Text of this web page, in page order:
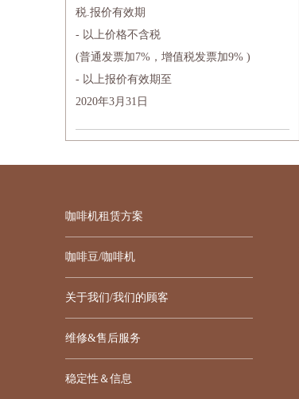
税.报价有效期
- 以上价格不含税
(普通发票加7%，增值税发票加9% )
- 以上报价有效期至
2020年3月31日
咖啡机租赁方案
咖啡豆/咖啡机
关于我们/我们的顾客
维修&售后服务
稳定性＆信息